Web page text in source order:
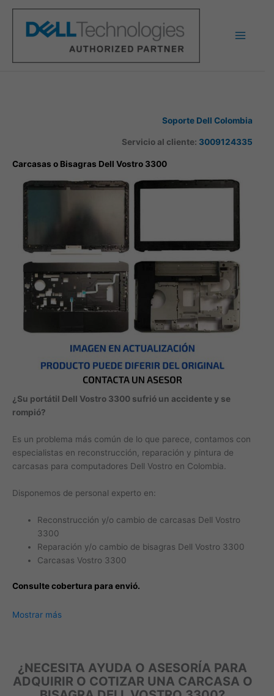
contenido
Soporte Dell Colombia
Servicio al cliente: 3009124335
Carcasas o Bisagras Dell Vostro 3300
¿Su portátil Dell Vostro 3300 sufrió un accidente y se
rompió?
Es un problema más común de lo que parece, contamos con
especialistas en reconstrucción, reparación y pintura de
carcasas para computadores Dell Vostro en Colombia.
Disponemos de personal experto en:
Reconstrucción y/o cambio de carcasas Dell Vostro
3300
Reparación y/o cambio de bisagras Dell Vostro 3300
Carcasas Vostro 3300
Consulte cobertura para envió.
Leticia, Medellín, Arauca, Barranquilla, Cartagena, Tunja,
Armenia, Pereira, San Andrés, Bucaramanga, Sincelejo,
Ibagué, Cali, Mitú, Puerto Carreño.
Mostrar más
¿NECESITA AYUDA O ASESORÍA PARA
ADQUIRIR O COTIZAR UNA CARCASA O